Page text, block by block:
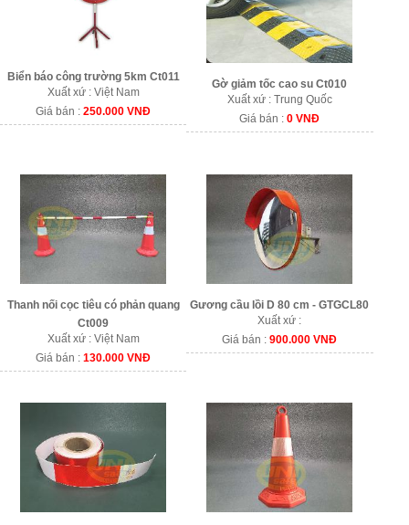
Biển báo công trường 5km Ct011
Xuất xứ : Việt Nam
Giá bán :250.000 VNĐ
Gờ giảm tốc cao su Ct010
Xuất xứ : Trung Quốc
Giá bán :0 VNĐ
Thanh nối cọc tiêu có phản quang
Ct009
Xuất xứ : Việt Nam
Giá bán :130.000 VNĐ
Gương cầu lồi D 80 cm - GTGCL80
Xuất xứ :
Giá bán :900.000 VNĐ